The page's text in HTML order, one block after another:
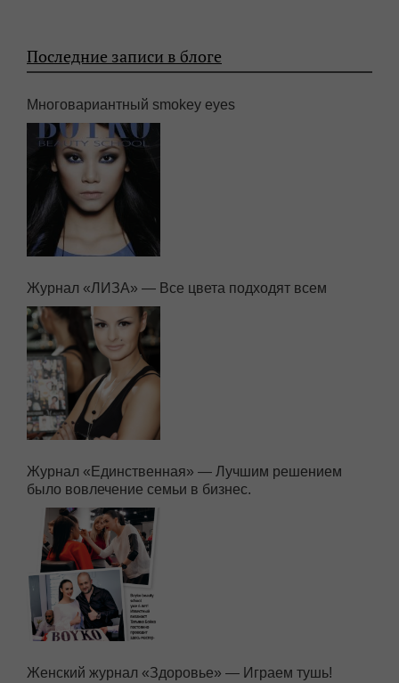
Последние записи в блоге
Многовариантный smokey eyes
Журнал «ЛИЗА» — Все цвета подходят всем
Журнал «Единственная» — Лучшим решением
было вовлечение семьи в бизнес.